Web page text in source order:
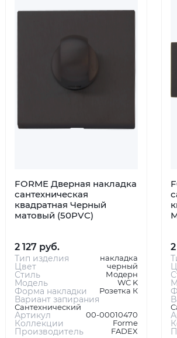
FORME Дверная накладка
сантехническая
квадратная Черный
матовый (50PVC)
2 127 руб.
Тип изделия накладка
Цвет черный
Стиль Модерн
Модель WC K
Форма накладки Розетка К
Вариант запирания
Сантехнический
Артикул 00-00010470
Коллекции Forme
Производитель FADEX